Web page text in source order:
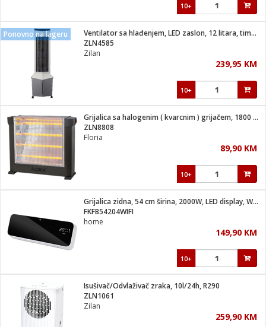
10+
Ponovno na lageru
Ventilator sa hlađenjem, LED zaslon, 12 litara, timer, 40W
ZLN4585
Zilan
239,95 KM
10+
Grijalica sa halogenim ( kvarcnim ) grijačem, 1800 W, crna
ZLN8808
Floria
89,90 KM
10+
Grijalica zidna, 54 cm širina, 2000W, LED display, WiFi
FKFB54204WIFI
home
149,90 KM
10+
Isušivač/Odvlaživač zraka, 10l/24h, R290
ZLN1061
Zilan
259,90 KM